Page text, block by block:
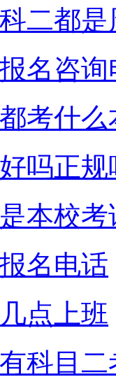
二都是
名咨询
考什么
吗正规
本校考
名电话
点上班
科目二